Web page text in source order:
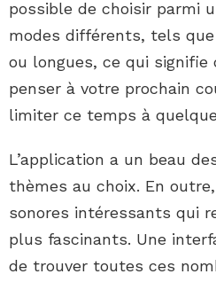
possible de choisir parmi
modes différents, tels
ou longues, ce qui signifie
penser à votre prochain
limiter ce temps à
L’application a un beau
thèmes au choix. En
sonores intéressants qui
plus fascinants. Une
de trouver toutes ces